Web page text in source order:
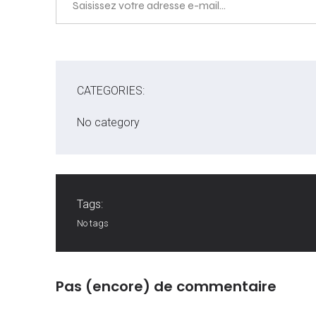
CATEGORIES:
No category
Tags:
No tags
Pas (encore) de commentaire